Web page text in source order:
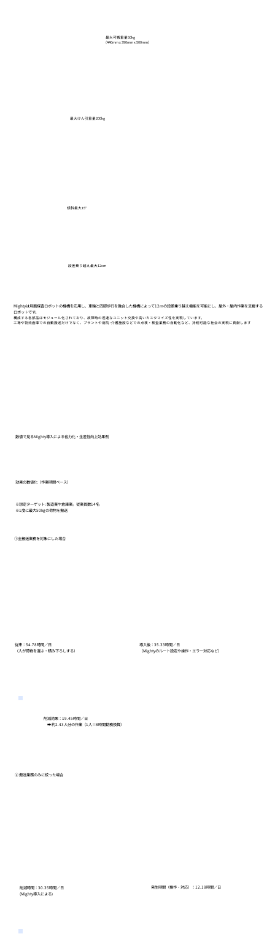
最大可搬重量50kg
(440mm x 390mm x 500mm)
傾斜最大15°
​最大けん引重量200kg
​段差乗り越え最大12cm
Mightyは月面探査ロボットの機構を応用し、車輪と四脚歩行を融合した機構によって12mの段差乗り越え機能を可能にし、屋外・屋内作業を支援する
ロボットです。
構成する各部品はモジュール化されており、故障時の迅速なユニット交換や高いカスタマイズ性を実現しています。
工場や物流倉庫での自動搬送だけでなく、プラントや病院･介護施設などでの点検・検査業務の自動化など、持続可能な社会の実現に貢献します
削減効果：19.45時間／日
➡ 約2.43人分の作業（1人＝8時間勤務換算）
数値で見るMighty導入による省力化・生産性向上効果例
※想定ターゲット: 製造業や倉庫業。従業員数14名
※1度に最大50kgの荷物を搬送
①全搬送業務を対象にした場合
従来：54.78時間／日
（人が荷物を運ぶ・積み下ろしする）
導入後：35.33時間／日
（Mightyのルート設定や操作・エラー対応など）
② 搬送業務のみに絞った場合
削減時間：30.35時間／日
​(Mighty導入による)
発生時間（操作・対応）：12.18時間／日
効果の数値化（作業時間ベース）